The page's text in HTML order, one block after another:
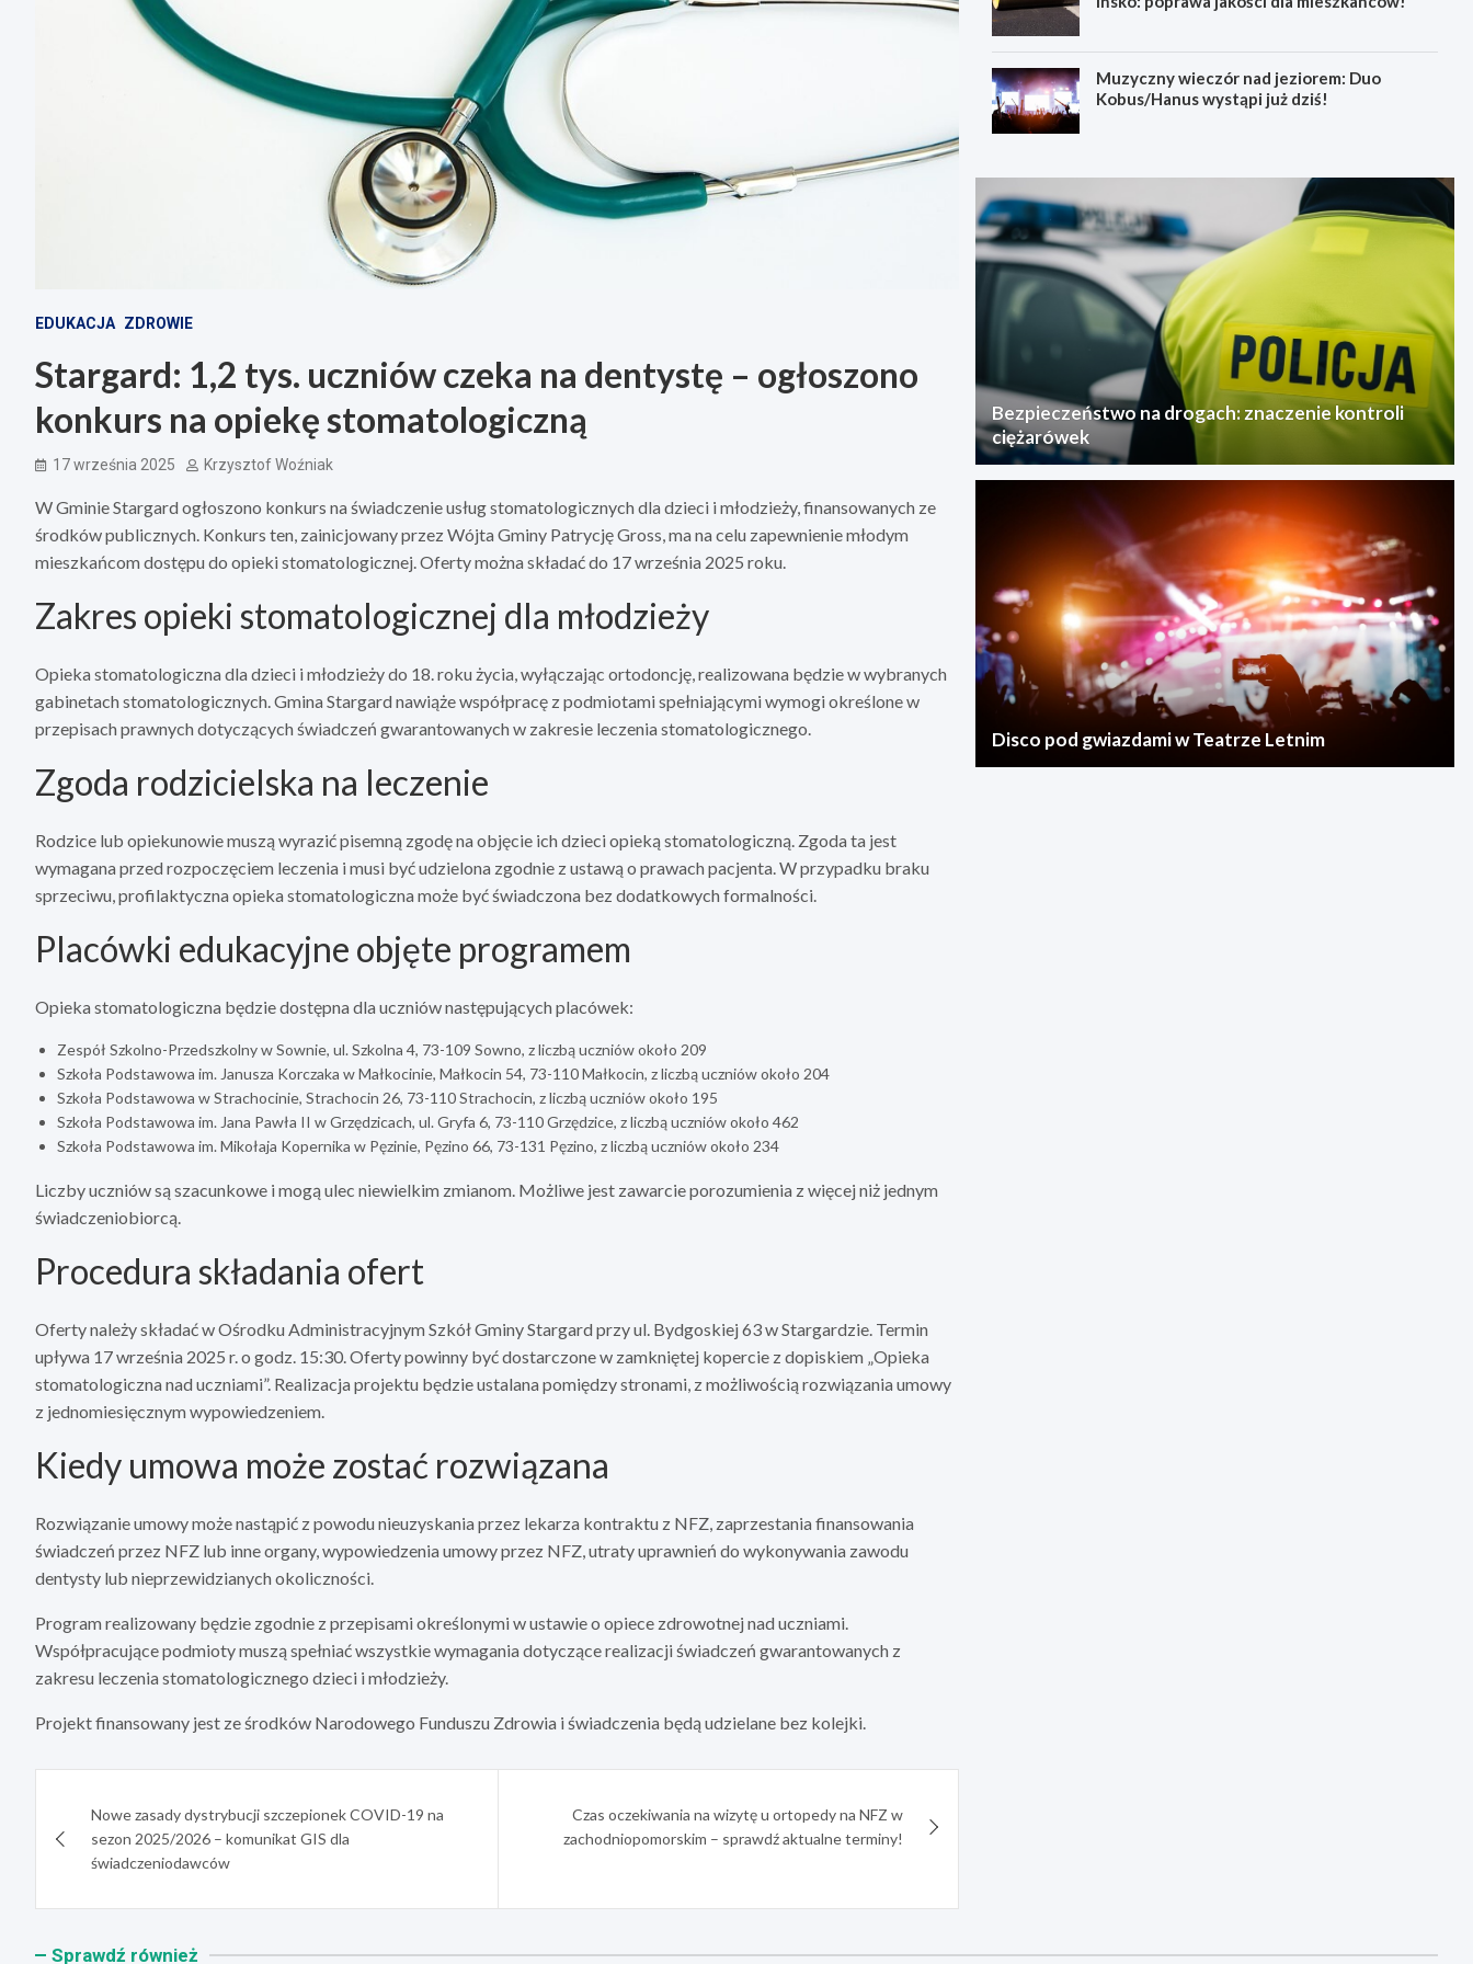
EDUKACJA ZDROWIE
Stargard: 1,2 tys. uczniów czeka na dentystę – ogłoszono
konkurs na opiekę stomatologiczną
17 września 2025 Krzysztof Woźniak
W Gminie Stargard ogłoszono konkurs na świadczenie usług stomatologicznych dla dzieci i młodzieży, finansowanych ze
środków publicznych. Konkurs ten, zainicjowany przez Wójta Gminy Patrycję Gross, ma na celu zapewnienie młodym
mieszkańcom dostępu do opieki stomatologicznej. Oferty można składać do 17 września 2025 roku.
Zakres opieki stomatologicznej dla młodzieży
Opieka stomatologiczna dla dzieci i młodzieży do 18. roku życia, wyłączając ortodoncję, realizowana będzie w wybranych
gabinetach stomatologicznych. Gmina Stargard nawiąże współpracę z podmiotami spełniającymi wymogi określone w
przepisach prawnych dotyczących świadczeń gwarantowanych w zakresie leczenia stomatologicznego.
Zgoda rodzicielska na leczenie
Rodzice lub opiekunowie muszą wyrazić pisemną zgodę na objęcie ich dzieci opieką stomatologiczną. Zgoda ta jest
wymagana przed rozpoczęciem leczenia i musi być udzielona zgodnie z ustawą o prawach pacjenta. W przypadku braku
sprzeciwu, profilaktyczna opieka stomatologiczna może być świadczona bez dodatkowych formalności.
Placówki edukacyjne objęte programem
Opieka stomatologiczna będzie dostępna dla uczniów następujących placówek:
Zespół Szkolno-Przedszkolny w Sownie, ul. Szkolna 4, 73-109 Sowno, z liczbą uczniów około 209
Szkoła Podstawowa im. Janusza Korczaka w Małkocinie, Małkocin 54, 73-110 Małkocin, z liczbą uczniów około 204
Szkoła Podstawowa w Strachocinie, Strachocin 26, 73-110 Strachocin, z liczbą uczniów około 195
Szkoła Podstawowa im. Jana Pawła II w Grzędzicach, ul. Gryfa 6, 73-110 Grzędzice, z liczbą uczniów około 462
Szkoła Podstawowa im. Mikołaja Kopernika w Pęzinie, Pęzino 66, 73-131 Pęzino, z liczbą uczniów około 234
Liczby uczniów są szacunkowe i mogą ulec niewielkim zmianom. Możliwe jest zawarcie porozumienia z więcej niż jednym
świadczeniobiorcą.
Procedura składania ofert
Oferty należy składać w Ośrodku Administracyjnym Szkół Gminy Stargard przy ul. Bydgoskiej 63 w Stargardzie. Termin
upływa 17 września 2025 r. o godz. 15:30. Oferty powinny być dostarczone w zamkniętej kopercie z dopiskiem „Opieka
stomatologiczna nad uczniami”. Realizacja projektu będzie ustalana pomiędzy stronami, z możliwością rozwiązania umowy
z jednomiesięcznym wypowiedzeniem.
Kiedy umowa może zostać rozwiązana
Rozwiązanie umowy może nastąpić z powodu nieuzyskania przez lekarza kontraktu z NFZ, zaprzestania finansowania
świadczeń przez NFZ lub inne organy, wypowiedzenia umowy przez NFZ, utraty uprawnień do wykonywania zawodu
dentysty lub nieprzewidzianych okoliczności.
Program realizowany będzie zgodnie z przepisami określonymi w ustawie o opiece zdrowotnej nad uczniami.
Współpracujące podmioty muszą spełniać wszystkie wymagania dotyczące realizacji świadczeń gwarantowanych z
zakresu leczenia stomatologicznego dzieci i młodzieży.
Projekt finansowany jest ze środków Narodowego Funduszu Zdrowia i świadczenia będą udzielane bez kolejki.
wpisuNowe zasady dystrybucji szczepionek COVID-19 na
sezon 2025/2026 – komunikat GIS dla
świadczeniodawców
Czas oczekiwania na wizytę u ortopedy na NFZ w
zachodniopomorskim – sprawdź aktualne terminy!
Muzyczny wieczór nad jeziorem: Duo
Kobus/Hanus wystąpi już dziś!
Bezpieczeństwo na drogach: znaczenie kontroli
ciężarówek
Disco pod gwiazdami w Teatrze Letnim
Sprawdź również